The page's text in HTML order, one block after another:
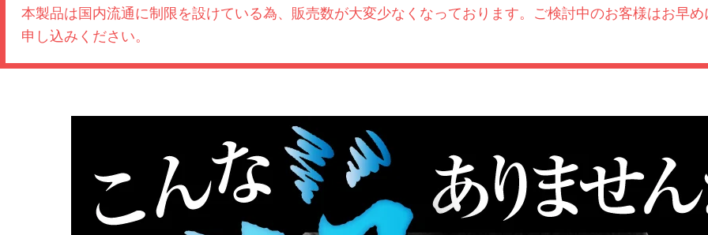
本製品は国内流通に制限を設けている為、販売数が大変少なくなっております。ご検討中のお客様はお早め
申し込みください。